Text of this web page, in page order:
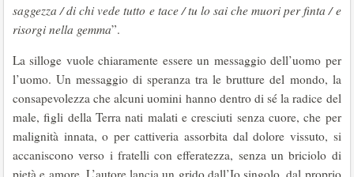
saggezza / di chi vede tutto e tace / tu lo sai che muori per finta / e
risorgi nella gemma”.
La silloge vuole chiaramente essere un messaggio dell’uomo per
l’uomo. Un messaggio di speranza tra le brutture del mondo, la
consapevolezza che alcuni uomini hanno dentro di sé la radice del
male, figli della Terra nati malati e cresciuti senza cuore, che per
malignità innata, o per cattiveria assorbita dal dolore vissuto, si
accaniscono verso i fratelli con efferatezza, senza un briciolo di
pietà e amore. L’autore lancia un grido dall’Io singolo, dal proprio